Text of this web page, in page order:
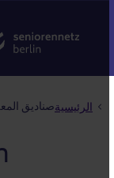
الرئيسيةصناديق